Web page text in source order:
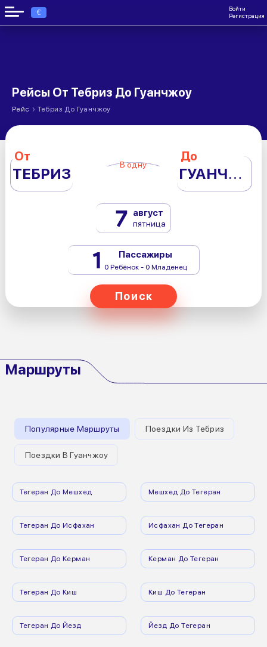
€
Войти
Регистрация
Рейсы От Тебриз До Гуанчжоу
Рейс › Тебриз До Гуанчжоу
От
ТЕБРИЗ В одну
До
ГУАНЧЖОУ
7 август
пятница
1 Пассажиры
0 Ребёнок - 0 Младенец
Поиск
Маршруты
Популярные Маршруты Поездки Из Тебриз
Поездки В Гуанчжоу
Тегеран До Мешхед Мешхед До Тегеран
Тегеран До Исфахан Исфахан До Тегеран
Тегеран До Керман Керман До Тегеран
Тегеран До Киш Киш До Тегеран
Тегеран До Йезд Йезд До Тегеран